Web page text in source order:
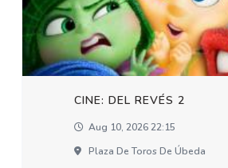
CINE: DEL REVÉS 2
Aug 10, 2026 22:15
Plaza De Toros De Úbeda